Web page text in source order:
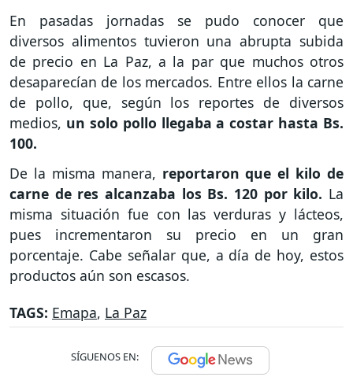
En pasadas jornadas se pudo conocer que
diversos alimentos tuvieron una abrupta subida
de precio en La Paz, a la par que muchos otros
desaparecían de los mercados. Entre ellos la carne
de pollo, que, según los reportes de diversos
medios, un solo pollo llegaba a costar hasta Bs.
100.
De la misma manera, reportaron que el kilo de
carne de res alcanzaba los Bs. 120 por kilo. La
misma situación fue con las verduras y lácteos,
pues incrementaron su precio en un gran
porcentaje. Cabe señalar que, a día de hoy, estos
productos aún son escasos.
TAGS: Emapa, La Paz
SÍGUENOS EN: